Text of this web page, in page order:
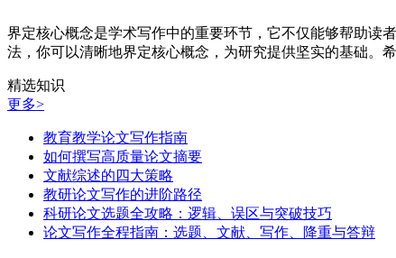
界定核心概念是学术写作中的重要环节，它不仅能够帮助读
法，你可以清晰地界定核心概念，为研究提供坚实的基础。
精选知识
更多>
教育教学论文写作指南
如何撰写高质量论文摘要
文献综述的四大策略
教研论文写作的进阶路径
科研论文选题全攻略：逻辑、误区与突破技巧
论文写作全程指南：选题、文献、写作、降重与答辩